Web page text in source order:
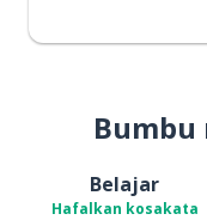
Bumbu
Belajar
Hafalkan kosakata